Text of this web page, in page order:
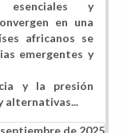
esenciales y
en una
africanos se
emergentes y
y la presión
alternativas...
de 2025